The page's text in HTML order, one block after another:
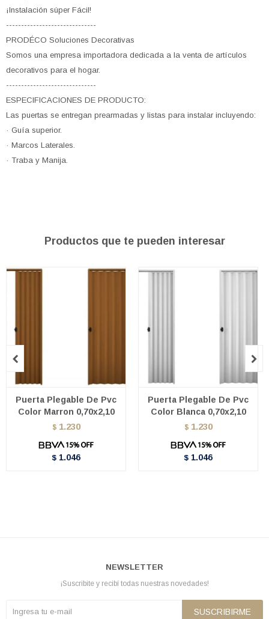
¡Instalación súper Fácil!
------------------------------
PRODÉCO Soluciones Decorativas
Somos una empresa importadora dedicada a la venta de artículos
decorativos para el hogar.
------------------------------
ESPECIFICACIONES DE PRODUCTO:
Las puertas se entregan prearmadas y listas para instalar incluyendo:
· Guía superior.
· Marcos Laterales.
· Traba y Manija.
Productos que te pueden interesar
Puerta Plegable De Pvc
Color Marron 0,70x2,10
$ 1.230
$ 1.046
Puerta Plegable De Pvc
Color Blanca 0,70x2,10
$ 1.230
$ 1.046
 
NEWSLETTER
¡Suscribite y recibí todas nuestras novedades!
SUSCRIBIRME